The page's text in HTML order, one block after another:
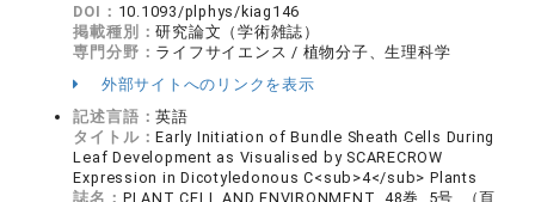
DOI： 10.1093/plphys/kiag146
掲載種別：研究論文（学術雑誌）
専門分野： ライフサイエンス / 植物分子、生理科学
外部サイトへのリンクを表示
記述言語：英語
タイトル：Early Initiation of Bundle Sheath Cells During
Leaf Development as Visualised by SCARECROW
Expression in Dicotyledonous C<sub>4</sub> Plants
誌名： PLANT CELL AND ENVIRONMENT 48巻 5号 （頁